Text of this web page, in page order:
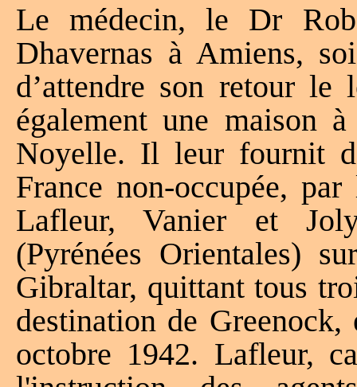
Le médecin, le Dr
Dhavernas à Amiens,
d’attendre son retour le
également une maison
Noyelle. Il leur fournit
France non-occupée,
Lafleur, Vanier et
(Pyrénées Orientales)
Gibraltar, quittant tous
destination de
octobre 1942. Lafleur,